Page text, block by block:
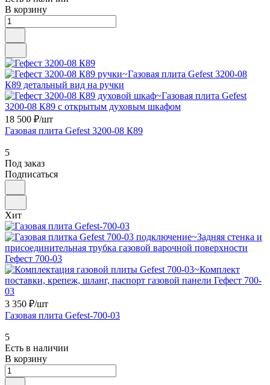
В корзину
18 500 ₽/шт
Газовая плита Gefest 3200-08 К89
5
Под заказ
Подписаться
Хит
3 350 ₽/шт
Газовая плита Gefest-700-03
5
Есть в наличии
В корзину